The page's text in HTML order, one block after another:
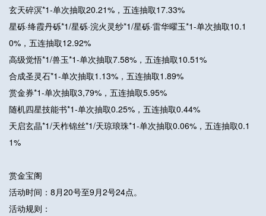
玄天碎溟*1-单次抽取20.21%，五连抽取17.33%
星砾·绛霞丹砾*1/星砾·浣火灵纱*1/星砾·雷华曜玉*1-单次抽取10.1
0%，五连抽取12.92%
高级觉悟*1/兽玉*1-单次抽取7.58%，五连抽取10.51%
合成圣灵石*1-单次抽取1.13%，五连抽取1.89%
赏金券*1-单次抽取3,79%，五连抽取5.95%
随机四星技能书*1-单次抽取0.25%，五连抽取0.44%
天启玄晶*1/天柞锦丝*1/天琼琅珠*1-单次抽取0.06%，五连抽取0.1
1%
赏金宝阁
活动时间：8月20号至9月2号24点。
活动规则：